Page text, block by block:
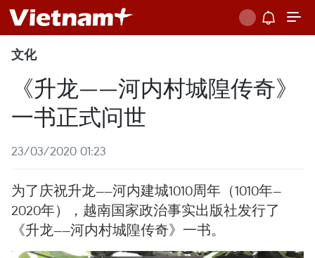
文化
《升龙——河内村城隍传奇》
一书正式问世
23/03/2020 01:23
为了庆祝升龙——河内建城1010周年（1010年—
2020年），越南国家政治事实出版社发行了
《升龙——河内村城隍传奇》一书。